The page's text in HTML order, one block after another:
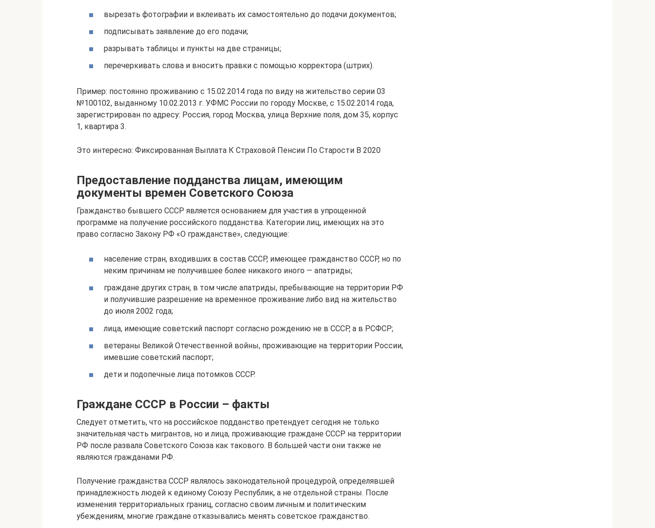
вырезать фотографии и вклеивать их самостоятельно до подачи документов;
подписывать заявление до его подачи;
разрывать таблицы и пункты на две страницы;
перечеркивать слова и вносить правки с помощью корректора (штрих).
Пример: постоянно проживанию с 15.02.2014 года по виду на жительство серии 03
№100102, выданному 10.02.2013 г. УФМС России по городу Москве, с 15.02.2014 года,
зарегистрирован по адресу: Россия, город Москва, улица Верхние поля, дом 35, корпус
1, квартира 3.
Это интересно: Фиксированная Выплата К Страховой Пенсии По Старости В 2020
Предоставление подданства лицам, имеющим
документы времен Советского Союза
Гражданство бывшего СССР является основанием для участия в упрощенной
программе на получение российского подданства. Категории лиц, имеющих на это
право согласно Закону РФ «О гражданстве», следующие:
население стран, входивших в состав СССР, имеющее гражданство СССР, но по
неким причинам не получившее более никакого иного — апатриды;
граждане других стран, в том числе апатриды, пребывающие на территории РФ
и получившие разрешение на временное проживание либо вид на жительство
до июля 2002 года;
лица, имеющие советский паспорт согласно рождению не в СССР, а в РСФСР;
ветераны Великой Отечественной войны, проживающие на территории России,
имевшие советский паспорт;
дети и подопечные лица потомков СССР.
Граждане СССР в России – факты
Следует отметить, что на российское подданство претендует сегодня не только
значительная часть мигрантов, но и лица, проживающие граждане СССР на территории
РФ после развала Советского Союза как такового. В большей части они также не
являются гражданами РФ.
Получение гражданства СССР являлось законодательной процедурой, определявшей
принадлежность людей к единому Союзу Республик, а не отдельной страны. После
изменения территориальных границ, согласно своим личным и политическим
убеждениям, многие граждане отказывались менять советское гражданство.